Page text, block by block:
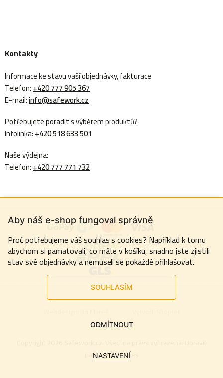
Aby náš e-shop fungoval správně
Proč potřebujeme váš souhlas s cookies? Například k tomu
abychom si pamatovali, co máte v košíku, snadno jste zjistili
stav své objednávky a nemuseli se pokaždé přihlašovat.
SOUHLASÍM
NASTAVENÍ
ODMÍTNOUT
Kontakty
Informace ke stavu vaší objednávky, fakturace
Telefon:+420 777 905 367
E-mail:info@safework.cz
Potřebujete poradit s výběrem produktů?
Infolinka:+420 518 633 501
Naše výdejna:
Telefon:+420 777 771 732
nastavení cookies